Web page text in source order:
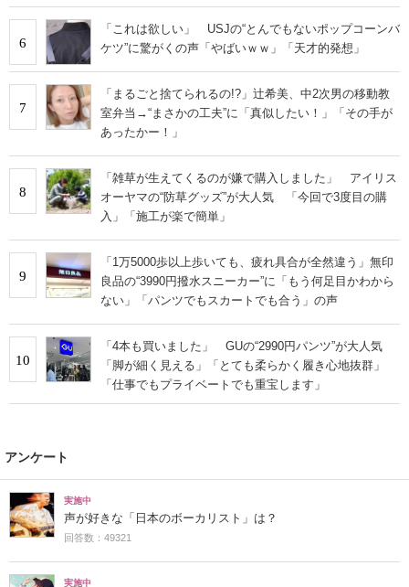
6
「これは欲しい」 USJの“とんでもないポップコーンバ
ケツ”に驚がくの声「やばいｗｗ」「天才的発想」
7
「まるごと捨てられるの!?」辻希美、中2次男の移動教
室弁当→“まさかの工夫”に「真似したい！」「その手が
あったかー！」
8
「雑草が生えてくるのが嫌で購入しました」 アイリス
オーヤマの“防草グッズ”が大人気 「今回で3度目の購
入」「施工が楽で簡単」
9
「1万5000歩以上歩いても、疲れ具合が全然違う」無印
良品の“3990円撥水スニーカー”に「もう何足目かわから
ない」「パンツでもスカートでも合う」の声
10
「4本も買いました」 GUの“2990円パンツ”が大人気
「脚が細く見える」「とても柔らかく履き心地抜群」
「仕事でもプライベートでも重宝します」
アンケート
実施中
声が好きな「日本のボーカリスト」は？
回答数：49321
実施中